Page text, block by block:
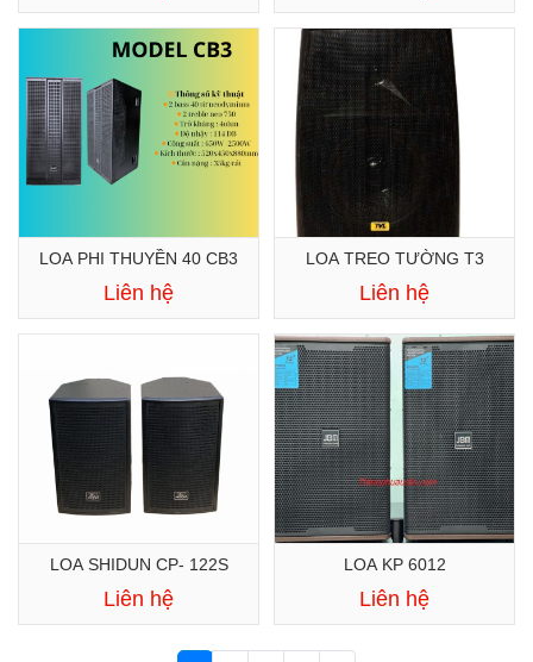
LOA PHI THUYỀN 40 CB3
Liên hệ
LOA TREO TƯỜNG T3
Liên hệ
LOA SHIDUN CP- 122S
Liên hệ
LOA KP 6012
Liên hệ